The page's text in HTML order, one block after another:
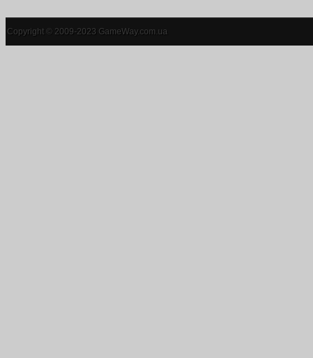
Copyright © 2009-2023 GameWay.com.ua